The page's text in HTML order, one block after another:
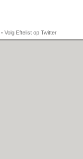
• Volg Eftelist op Twitter